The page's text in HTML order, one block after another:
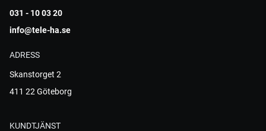
031 - 10 03 20
info@tele-ha.se
ADRESS
Skanstorget 2
411 22 Göteborg
KUNDTJÄNST